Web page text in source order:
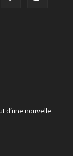
d’une nouvelle